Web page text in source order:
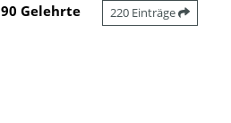
90 Gelehrte 220 Einträge